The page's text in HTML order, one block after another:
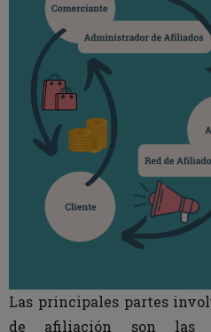
Las principales partes
de afiliación son las